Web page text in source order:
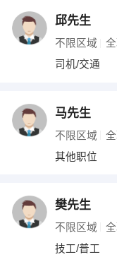
邱先生
不限区域
司机/交通
马先生
不限区域
其他职位
樊先生
不限区域
技工/普工